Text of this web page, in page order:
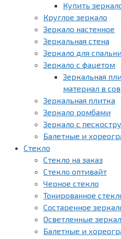
Купить
Круглое зеркало
Зеркало настенное
Зеркальная стена
Зеркало для
Зеркало с фацетом
Зеркальная
материал в
Зеркальная плитка
Зеркало ромбами
Зеркало с
Балетные и
Стекло
Стекло на заказ
Стекло оптивайт
Черное стекло
Тонированное
Состаренное
Осветленные
Балетные и